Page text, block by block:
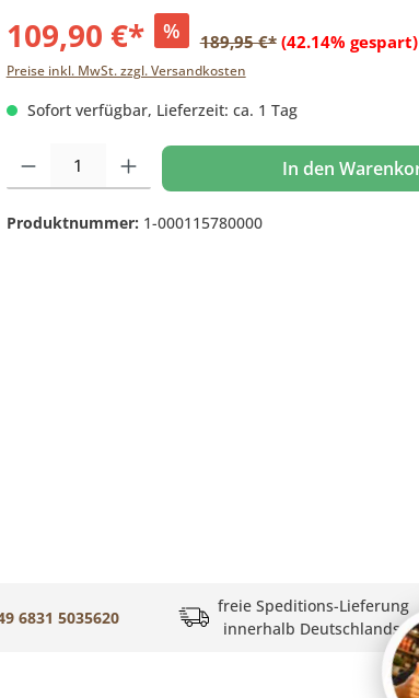
109,90 €* % 189,95 €* (42.14% gespart)
Preise inkl. MwSt. zzgl. Versandkosten
Sofort verfügbar, Lieferzeit: ca. 1 Tag
Produkt Anzahl: Gib den gewünschten Wert ein oder benutze
In den
Produktnummer: 1-000115780000
6831 5035620
freie Speditions-Lieferung
innerhalb Deutschlands